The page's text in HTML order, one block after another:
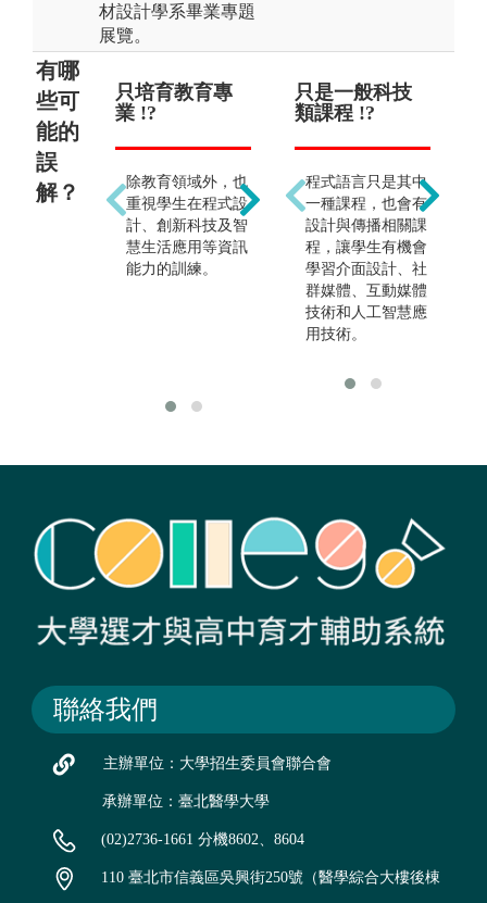
材設計學系畢業專題
展覽。
有哪
些可
能的
誤
解？
只培育教育專
業 !?
除教育領域外，也
重視學生在程式設
計、創新科技及智
慧生活應用等資訊
能力的訓練。
只能當老師 !?
展並非只侷限於擔
任教職，程式設
計、教育訓練、人
力資源管理、多媒
體教材開發、專案
管理、評鑑各類型
媒體教材等，皆為
可選擇之職涯發展
只是一般科技
類課程 !?
程式語言只是其中
一種課程，也會有
設計與傳播相關課
程，讓學生有機會
學習介面設計、社
群媒體、互動媒體
技術和人工智慧應
用技術。
聯絡我們
主辦單位：大學招生委員會聯合會
承辦單位：臺北醫學大學
(02)2736-1661 分機8602、8604
110 臺北市信義區吳興街250號（醫學綜合大樓後棟